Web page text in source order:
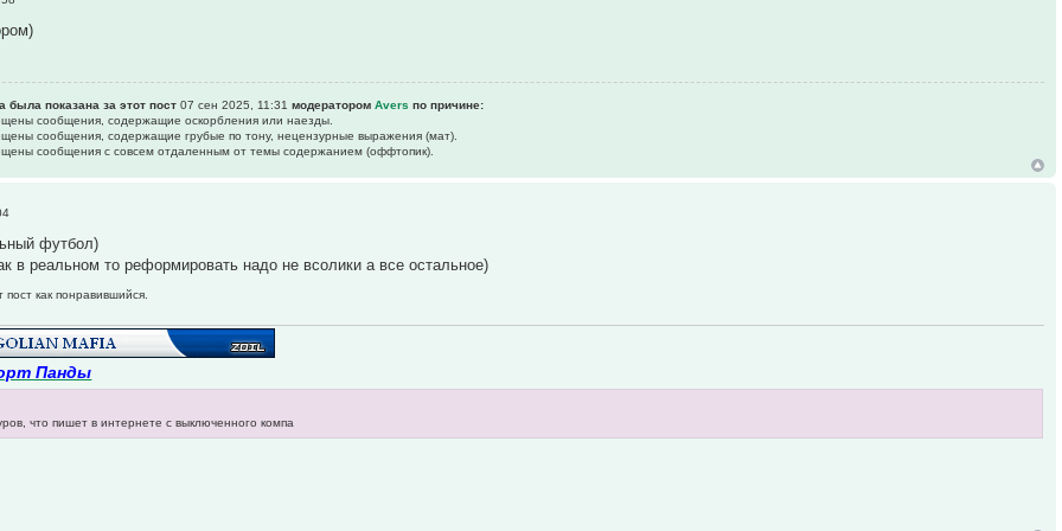
была показана за этот пост07 сен 2025, 11:31 модераторомAvers по причине:
сообщения, содержащие оскоpбления или наезды.
сообщения, содержащие гpубые по тону, нецензурные выpажения (мат).
сообщения с совсем отдаленным от темы содержанием (оффтопик).
футбол)
в реальном то реформировать надо не всолики а все остальное)
пост как понравившийся.
Панды
что пишет в интернете с выключенного компа